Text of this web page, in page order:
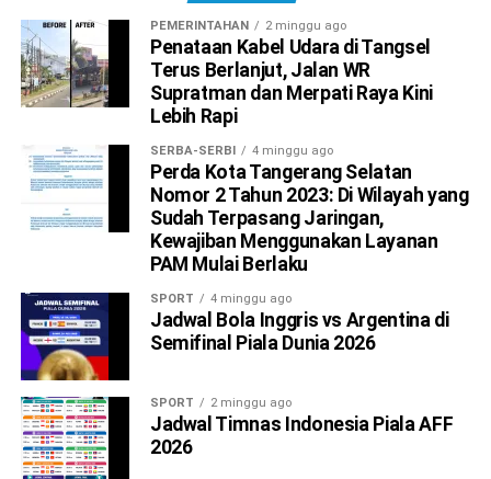
PEMERINTAHAN 2 minggu ago
Penataan Kabel Udara di Tangsel
Terus Berlanjut, Jalan WR
Supratman dan Merpati Raya Kini
Lebih Rapi
SERBA-SERBI 4 minggu ago
Perda Kota Tangerang Selatan
Nomor 2 Tahun 2023: Di Wilayah yang
Sudah Terpasang Jaringan,
Kewajiban Menggunakan Layanan
PAM Mulai Berlaku
SPORT 4 minggu ago
Jadwal Bola Inggris vs Argentina di
Semifinal Piala Dunia 2026
SPORT 2 minggu ago
Jadwal Timnas Indonesia Piala AFF
2026